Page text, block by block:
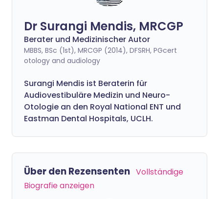
Dr Surangi Mendis, MRCGP
Berater und Medizinischer Autor
MBBS, BSc (1st), MRCGP (2014), DFSRH, PGcert
otology and audiology
Surangi Mendis ist Beraterin für
Audiovestibuläre Medizin und Neuro-
Otologie an den Royal National ENT und
Eastman Dental Hospitals, UCLH.
Über den Rezensenten Vollständige
Biografie anzeigen